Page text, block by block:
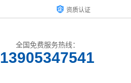
资质认证
全国免费服务热线：
13905347541